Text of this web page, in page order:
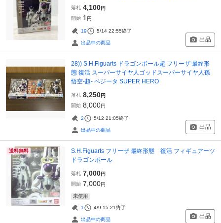
落札 4,100円
開始 1 円
19 5/14 22:55終了
出品中の商品 出品
28)) S.H.Figuarts ドラゴンボール超 フリーザ 最終形
態 復活 スーパーサイヤ人ゴッドスーパーサイヤ人孫
悟空-超- ベジータ SUPER HERO
落札 8,250円
開始 8,000円
2 5/12 21:05終了
出品中の商品 出品
送料無料
S.H.Figuarts フリーザ 最終形態 復活 フィギュアーツ
ドラゴンボール
落札 7,000円
開始 7,000円
未使用
1 4/9 15:21終了
出品中の商品 出品